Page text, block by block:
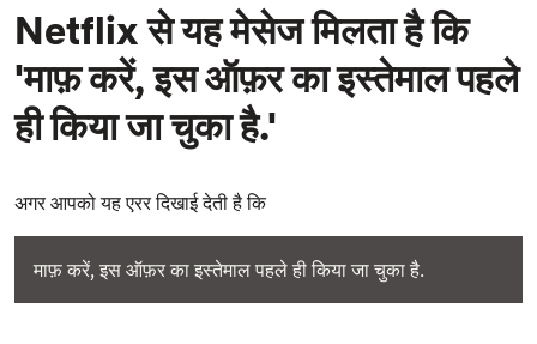
Netflix से यह मेसेज मिलता है कि
'माफ़ करें, इस ऑफ़र का इस्तेमाल पहले
ही किया जा चुका है.'
अगर आपको यह एरर दिखाई देती है कि
माफ़ करें, इस ऑफ़र का इस्तेमाल पहले ही किया जा चुका है.